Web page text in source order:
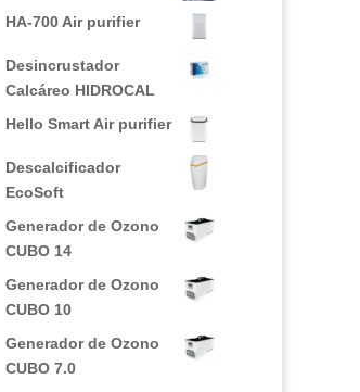
HA-700 Air purifier
Desincrustador
Calcáreo HIDROCAL
Hello Smart Air purifier
Descalcificador
EcoSoft
Generador de Ozono
CUBO 14
Generador de Ozono
CUBO 10
Generador de Ozono
CUBO 7.0